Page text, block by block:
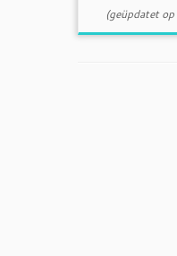
(geüpdatet op